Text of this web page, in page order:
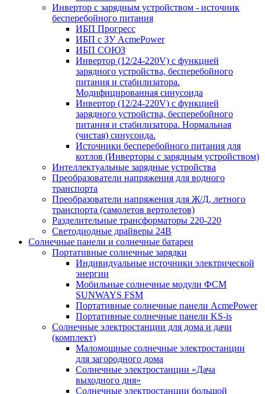
Инвертор с зарядным устройством - источник
бесперебойного питания
ИБП Прогресс
ИБП с ЗУ AcmePower
ИБП СОЮЗ
Инвертор (12/24-220V) с функцией
зарядного устройства, бесперебойного
питания и стабилизатора.
Модифицированная синусоида
Инвертор (12/24-220V) с функцией
зарядного устройства, бесперебойного
питания и стабилизатора. Нормальная
(чистая) синусоида.
Источники бесперебойного питания для
котлов (Инверторы с зарядным устройством)
Интеллектуальные зарядные устройства
Преобразователи напряжения для водного
транспорта
Преобразователи напряжения для Ж/Д, летного
транспорта (самолетов вертолетов)
Разделительные трансформаторы 220-220
Светодиодные драйверы 24В
Солнечные панели и солнечные батареи
Портативные солнечные зарядки
Индивидуальные источники электрической
энергии
Мобильные солнечные модули ФСМ
SUNWAYS FSM
Портативные солнечные панели AcmePower
Портативные солнечные панели KS-is
Солнечные электростанции для дома и дачи
(комплект)
Маломощные солнечные электростанции
для загородного дома
Солнечные электростанции «Дача
выходного дня»
Солнечные электростанции большой